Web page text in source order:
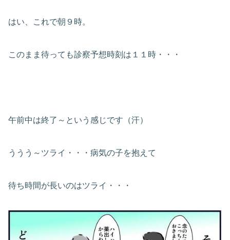
はい、これで朝９時。
このまま待っても診察予想時刻は１１時・・・
午前中は終了～という感じです（汗）
ううう～ツライ・・・病気の子を抱えて
待ち時間が長いのはツライ・・・